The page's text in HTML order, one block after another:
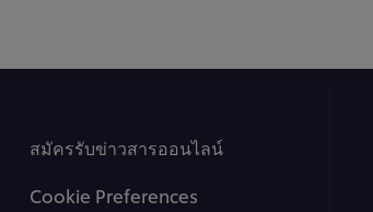
สมัครรับข่าวสารออนไลน์
Cookie Preferences